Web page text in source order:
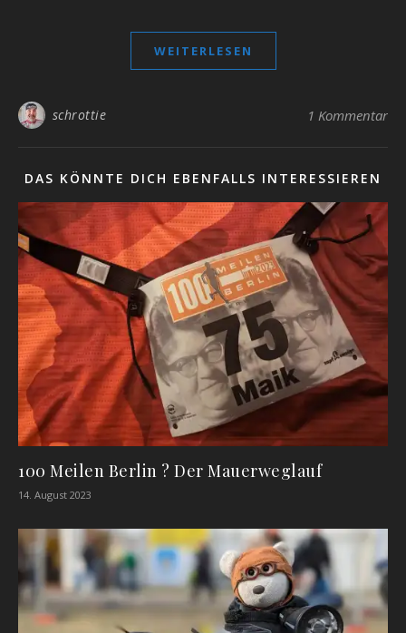
WEITERLESEN
schrottie 1 Kommentar
DAS KÖNNTE DICH EBENFALLS INTERESSIEREN
100 Meilen Berlin ? Der Mauerweglauf
14. August 2023